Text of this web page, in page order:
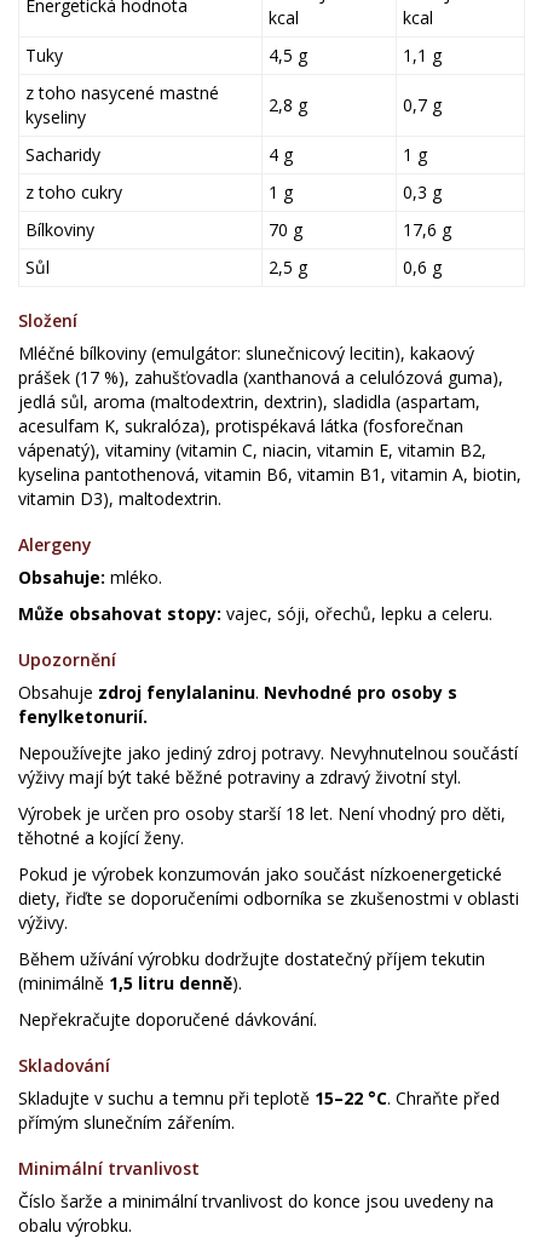
Energetická hodnota
kcal
kcal
Tuky
4,5 g
1,1 g
z toho nasycené mastné
kyseliny
2,8 g 0,7 g
Sacharidy 4 g
1 g
z toho cukry
1 g
0,3 g
Bílkoviny
70 g
17,6 g
Sůl
2,5 g 0,6 g
Složení
Mléčné bílkoviny (emulgátor: slunečnicový lecitin), kakaový
prášek (17 %), zahušťovadla (xanthanová a celulózová guma),
jedlá sůl, aroma (maltodextrin, dextrin), sladidla (aspartam,
acesulfam K, sukralóza), protispékavá látka (fosforečnan
vápenatý), vitaminy (vitamin C, niacin, vitamin E, vitamin B2,
kyselina pantothenová, vitamin B6, vitamin B1, vitamin A, biotin,
vitamin D3), maltodextrin.
Alergeny
Obsahuje: mléko.
Může obsahovat stopy: vajec, sóji, ořechů, lepku a celeru.
Upozornění
Obsahuje zdroj fenylalaninu. Nevhodné pro osoby s
fenylketonurií.
Nepoužívejte jako jediný zdroj potravy. Nevyhnutelnou součástí
výživy mají být také běžné potraviny a zdravý životní styl.
Výrobek je určen pro osoby starší 18 let. Není vhodný pro děti,
těhotné a kojící ženy.
Pokud je výrobek konzumován jako součást nízkoenergetické
diety, řiďte se doporučeními odborníka se zkušenostmi v oblasti
výživy.
Během užívání výrobku dodržujte dostatečný příjem tekutin
(minimálně 1,5 litru denně).
Nepřekračujte doporučené dávkování.
Skladování
Skladujte v suchu a temnu při teplotě 15–22 °C. Chraňte před
přímým slunečním zářením.
Minimální trvanlivost
Číslo šarže a minimální trvanlivost do konce jsou uvedeny na
obalu výrobku.